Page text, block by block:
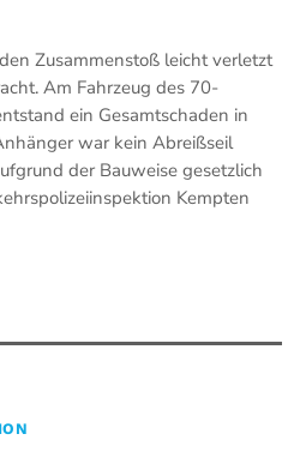
Zusammenstoß leicht verletzt
Am Fahrzeug des 70-
ein Gesamtschaden in
war kein Abreißseil
der Bauweise gesetzlich
Kempten